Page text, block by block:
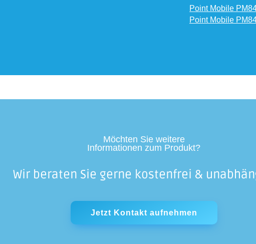
Point Mobile
Point Mobile
Möchten Sie weitere
Informationen zum Produkt?
Wir beraten Sie gerne kostenfrei &
Jetzt Kontakt aufnehmen